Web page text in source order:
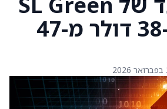
Realty ל-38 דולר מ-47